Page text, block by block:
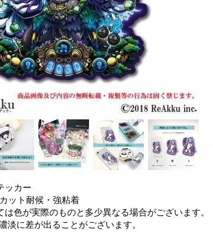
ッカー
ット耐候・強粘着
色が実際のものと多少異なる場合がございます。
淡に差が出ることがございます。